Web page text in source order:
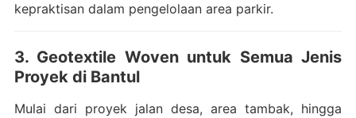
kepraktisan dalam pengelolaan area parkir.
3. Geotextile Woven untuk Semua Jenis
Proyek di Bantul
Mulai dari proyek jalan desa, area tambak, hingga